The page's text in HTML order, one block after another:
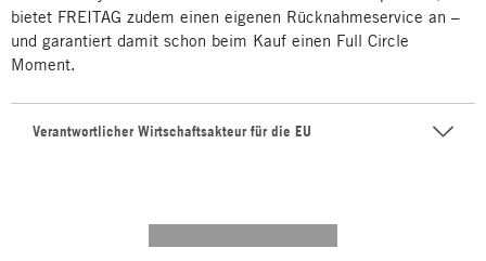
bietet FREITAG zudem einen eigenen Rücknahmeservice an –
und garantiert damit schon beim Kauf einen Full Circle
Moment.
Verantwortlicher Wirtschaftsakteur für die EU